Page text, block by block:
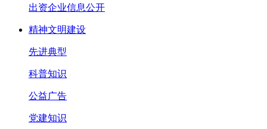
出资企业信息公开
精神文明建设
先进典型
科普知识
公益广告
党建知识